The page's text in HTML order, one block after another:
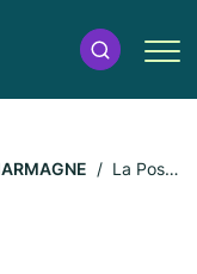
La Poste